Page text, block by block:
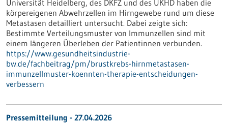
Universität Heidelberg, des DKFZ und des UKHD haben die
körpereigenen Abwehrzellen im Hirngewebe rund um diese
Metastasen detailliert untersucht. Dabei zeigte sich:
Bestimmte Verteilungsmuster von Immunzellen sind mit
einem längeren Überleben der Patientinnen verbunden.
https://www.gesundheitsindustrie-
bw.de/fachbeitrag/pm/brustkrebs-hirnmetastasen-
immunzellmuster-koennten-therapie-entscheidungen-
verbessern
Pressemitteilung - 27.04.2026